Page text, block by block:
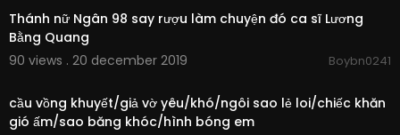
Thánh nữ Ngân 98 say rượu làm chuyện đó ca sĩ Lương
Bằng Quang
90 views . 20 december 2019
Boybn0241
cầu vồng khuyết/giả vờ yêu/khó/ngôi sao lẻ loi/chiếc khăn
gió ấm/sao băng khóc/hình bóng em